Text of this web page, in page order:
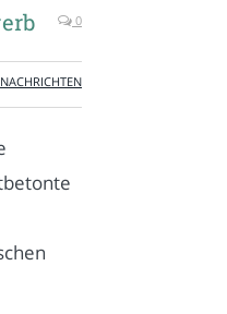
0
NACHRICHTEN